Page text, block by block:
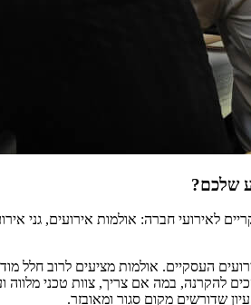
שלכם?
לאירועי חברה: אולמות אירועים, גני
העסקיים. אולמות מציעים לרוב חלל
להקרנה, במה אם צריך, צוות טכני מלווה
שדורשים מקום סגור ומאובזר.